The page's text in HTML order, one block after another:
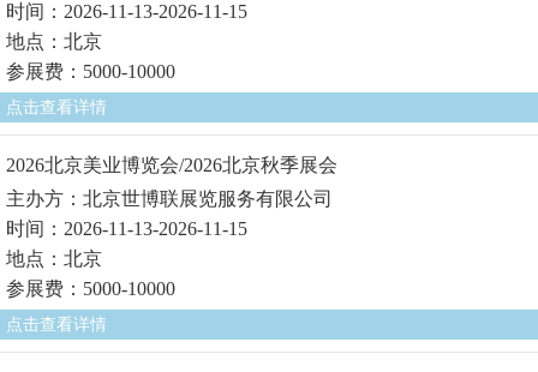
时间：2026-11-13-2026-11-15
地点：北京
参展费：5000-10000
点击查看详情
2026北京美业博览会/2026北京秋季展会
主办方：北京世博联展览服务有限公司
时间：2026-11-13-2026-11-15
地点：北京
参展费：5000-10000
点击查看详情